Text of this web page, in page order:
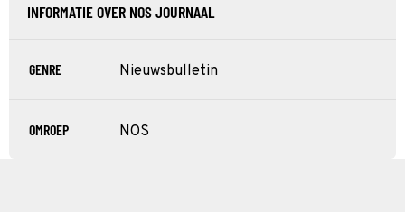
INFORMATIE OVER NOS JOURNAAL
GENRE Nieuwsbulletin
OMROEP NOS